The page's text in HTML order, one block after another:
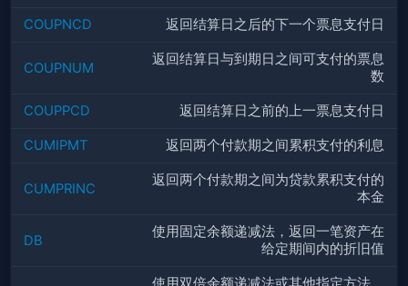
COUPNCD 返回结算日之后的下一个票息支付日
COUPNUM
返回结算日与到期日之间可支付的票息
数
COUPPCD 返回结算日之前的上一票息支付日
CUMIPMT 返回两个付款期之间累积支付的利息
CUMPRINC
返回两个付款期之间为贷款累积支付的
本金
DB
使用固定余额递减法，返回一笔资产在
给定期间内的折旧值